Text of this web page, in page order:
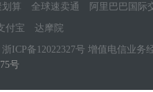
划算 全球速卖通 阿里巴巴国际
付宝 达摩院
浙ICP备12022327号 增值电信业务
号